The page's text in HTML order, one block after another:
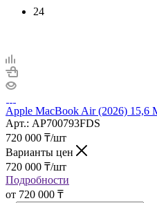
24
Apple MacBook Air (2026) 15,6
Арт.: AP700793FDS
720 000 ₸/шт
Варианты цен
720 000 ₸/шт
Подробности
от 720 000 ₸